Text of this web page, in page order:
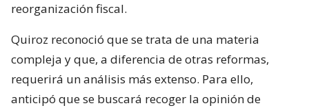
reorganización fiscal.
Quiroz reconoció que se trata de una materia
compleja y que, a diferencia de otras reformas,
requerirá un análisis más extenso. Para ello,
anticipó que se buscará recoger la opinión de